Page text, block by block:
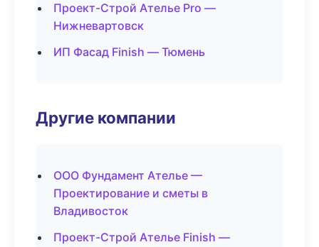
Проект-Строй Ателье Pro —
Нижневартовск
ИП Фасад Finish — Тюмень
Другие компании
ООО Фундамент Ателье —
Проектирование и сметы в
Владивосток
Проект-Строй Ателье Finish —